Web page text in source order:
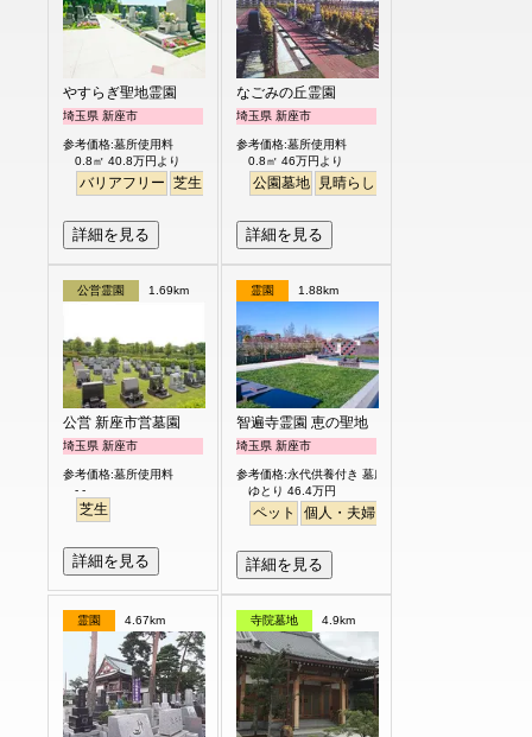
やすらぎ聖地霊園
埼玉県 新座市
参考価格:墓所使用料
0.8㎡ 40.8万円より
バリアフリー 芝生 明るい
詳細を見る
なごみの丘霊園
埼玉県 新座市
参考価格:墓所使用料
0.8㎡ 46万円より
公園墓地 見晴らし・眺望
詳細を見る
公営霊園 1.69km
公営 新座市営墓園
埼玉県 新座市
参考価格:墓所使用料
- -
芝生
詳細を見る
霊園 1.88km
智遍寺霊園 恵の聖地
埼玉県 新座市
参考価格:永代供養付き 墓所使用料
ゆとり 46.4万円
ペット 個人・夫婦
詳細を見る
霊園 4.67km 寺院墓地 4.9km